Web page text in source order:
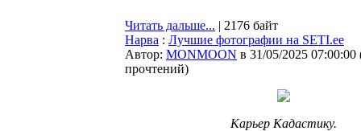
Читать дальше... | 2176 байт
Нарва : Лучшие фотографии на SETI.ee
Автор: MONMOON в 31/05/2025 07:00:00
прочтений)
Карьер Кадастику.